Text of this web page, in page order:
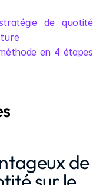
de quotité
en 4 étapes
de